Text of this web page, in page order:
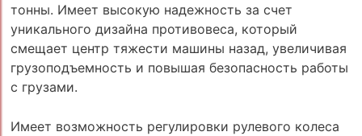
тонны. Имеет высокую надежность за счет
уникального дизайна противовеса, который
смещает центр тяжести машины назад, увеличивая
грузоподъемность и повышая безопасность работы
с грузами.
Имеет возможность регулировки рулевого колеса